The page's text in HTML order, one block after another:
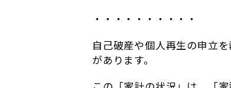
・・・・・・・・・・
自己破産や個人再生の申立を
があります。